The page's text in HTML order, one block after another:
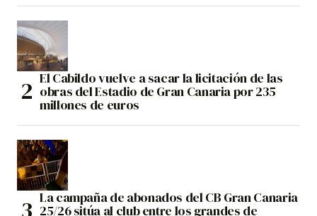
El Cabildo vuelve a sacar la licitación de las
obras del Estadio de Gran Canaria por 235
millones de euros
La campaña de abonados del CB Gran Canaria
25/26 sitúa al club entre los grandes de